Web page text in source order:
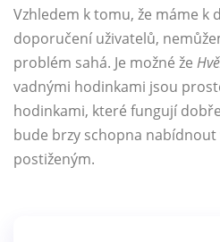
Vzhledem k tomu, že máme k
doporučení uživatelů,
problém sahá. Je možné že
vadnými hodinkami jsou
hodinkami, které fungují
bude brzy schopna
postiženým.